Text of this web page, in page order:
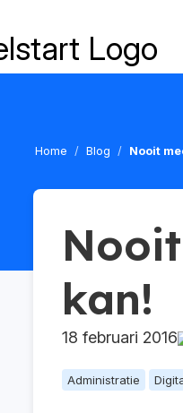
Home Blog Nooit
kan!
18 februari 2016
Administratie